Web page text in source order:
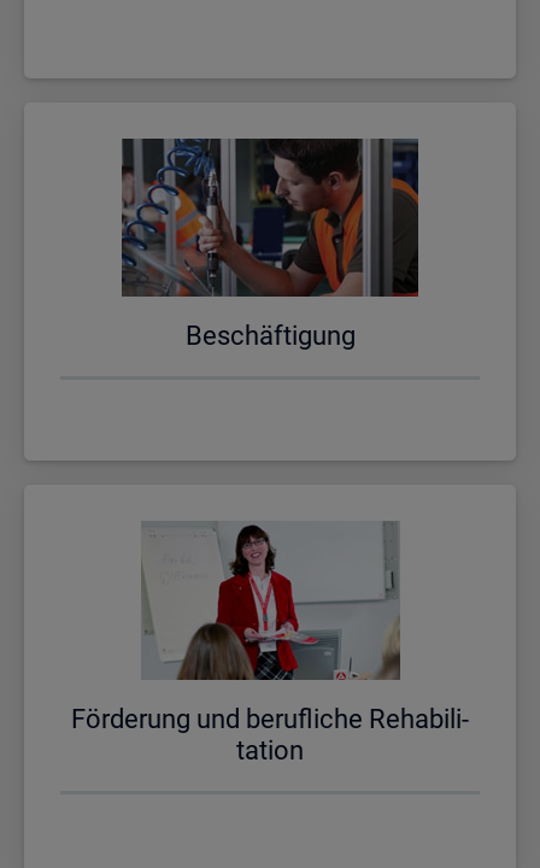
Be­schäf­ti­gung
För­de­rung und be­ruf­li­che Re­ha­bi­li­
ta­ti­on